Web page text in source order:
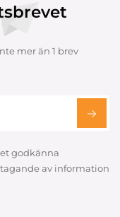
mer än 1 brev
godkänna
av information